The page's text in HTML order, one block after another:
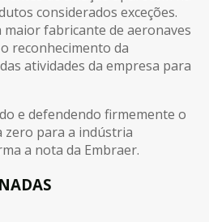
considerados exceções.
maior fabricante de aeronaves
reconhecimento da
atividades da empresa para
e defendendo firmemente o
para a indústria
a nota da Embraer.